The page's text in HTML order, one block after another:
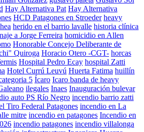
Hay Alternativa Pat Hay Alternativa
HCD Patagones en Stroeder heavy
herido en el barrio lavalle historia clínica
a Jorge Ferreira homicidio en Allen
Honorable Concejo Deliberante de
Quiroga Horacio Otero -CGT- horcas
Hospital Pedro Ecay hospital Zatti
Hotel Currú Leuvú Huerta Fatima huillín
5 Ícaro Icaro banda de heavy
ilegales Inaes Inauguración bulevar
auto PS Río Negro incendio barrio zatti
Tiro Federal Patagones incendio en La
mitre incendio en patagones Incendio en
incendio patagones incendio villalonga